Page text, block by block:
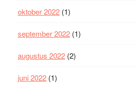
oktober 2022(1)
september 2022(1)
augustus 2022(2)
juni 2022(1)